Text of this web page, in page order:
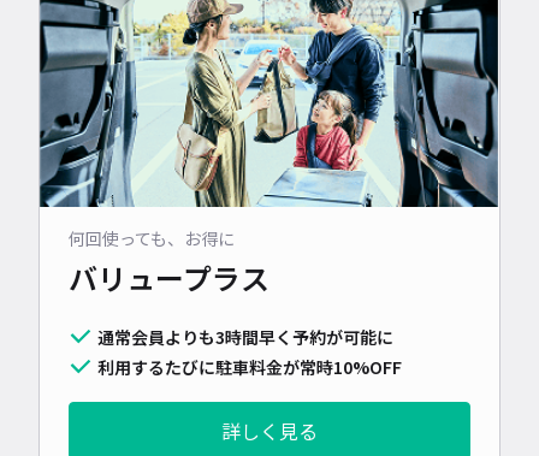
何回使っても、お得に
バリュープラス
通常会員よりも3時間早く予約が可能に
利用するたびに駐車料金が常時10%OFF
詳しく見る